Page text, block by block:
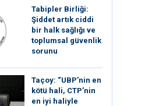
Tabipler Birliği:
Şiddet artık ciddi
bir halk sağlığı ve
toplumsal güvenlik
sorunu
Taçoy: “UBP’nin en
kötü hali, CTP’nin
en iyi haliyle